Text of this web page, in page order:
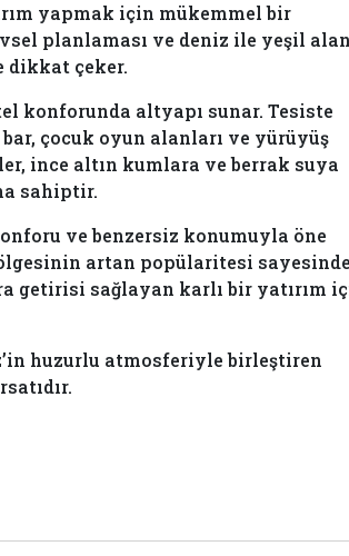
yapmak için mükemmel bir
planlaması ve deniz ile yeşil alan
dikkat çeker.
konforunda altyapı sunar. Tesiste
çocuk oyun alanları ve yürüyüş
ince altın kumlara ve berrak suya
sahiptir.
ve benzersiz konumuyla öne
artan popülaritesi sayesinde
getirisi sağlayan karlı bir yatırım
huzurlu atmosferiyle birleştiren